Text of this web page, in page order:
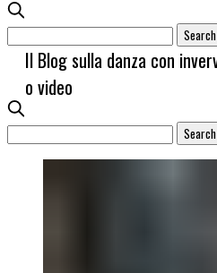
Il Blog sulla danza con
o video